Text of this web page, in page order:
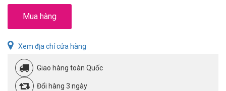
Mua hàng
Xem địa chỉ cửa hàng
Giao hàng toàn Quốc
Đổi hàng 3 ngày